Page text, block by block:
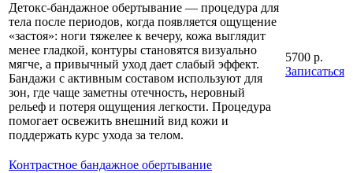
Детокс-бандажное обертывание — процедура для
тела после периодов, когда появляется ощущение
«застоя»: ноги тяжелее к вечеру, кожа выглядит
менее гладкой, контуры становятся визуально
мягче, а привычный уход дает слабый эффект.
Бандажи с активным составом используют для
зон, где чаще заметны отечность, неровный
рельеф и потеря ощущения легкости. Процедура
помогает освежить внешний вид кожи и
поддержать курс ухода за телом.
5700 р.
Записаться
Контрастное бандажное обертывание